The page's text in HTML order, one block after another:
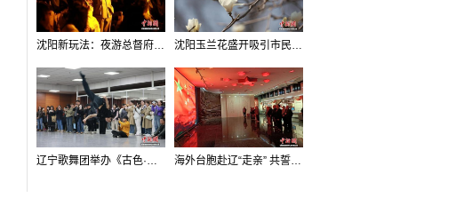
沈阳新玩法：夜游总督府，当一回“赴宴者” 沈阳玉兰花盛开吸引市民打卡
辽宁歌舞团举办《古色·国宝辽宁》排练开放日活动 海外台胞赴辽“走亲” 共誓“和平初心”